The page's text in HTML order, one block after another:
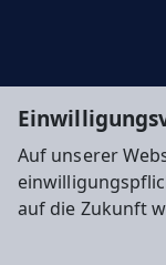
Auf unserer
auf die Zukunft